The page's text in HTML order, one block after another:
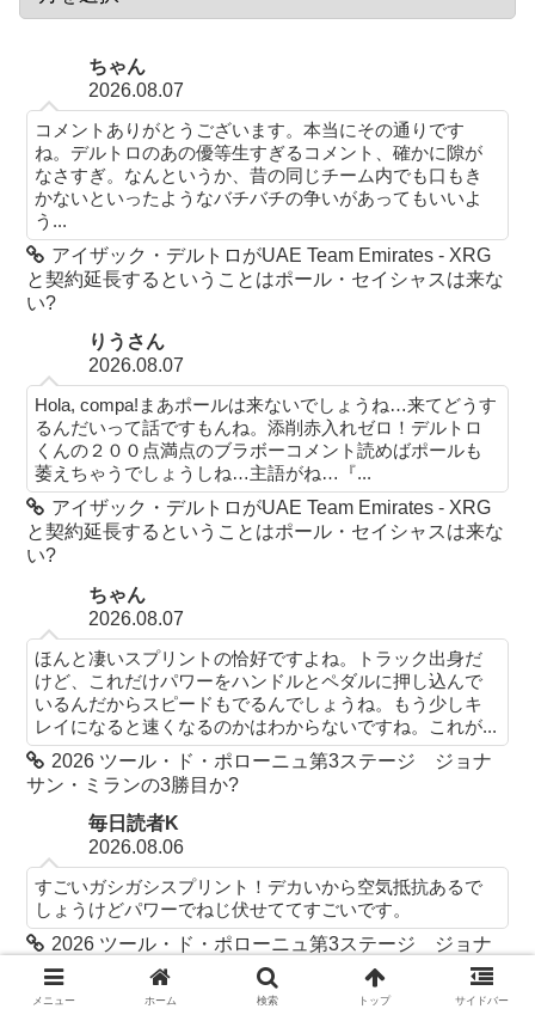
ちゃん
2026.08.07
コメントありがとうございます。本当にその通りです
ね。デルトロのあの優等生すぎるコメント、確かに隙が
なさすぎ。なんというか、昔の同じチーム内でも口もき
かないといったようなバチバチの争いがあってもいいよ
う...
アイザック・デルトロがUAE Team Emirates - XRG
と契約延長するということはポール・セイシャスは来な
い?
りうさん
2026.08.07
Hola, compa!まあポールは来ないでしょうね…来てどうす
るんだいって話ですもんね。添削赤入れゼロ！デルトロ
くんの２００点満点のブラボーコメント読めばポールも
萎えちゃうでしょうしね…主語がね…『...
アイザック・デルトロがUAE Team Emirates - XRG
と契約延長するということはポール・セイシャスは来な
い?
ちゃん
2026.08.07
ほんと凄いスプリントの恰好ですよね。トラック出身だ
けど、これだけパワーをハンドルとペダルに押し込んで
いるんだからスピードもでるんでしょうね。もう少しキ
レイになると速くなるのかはわからないですね。これが...
2026 ツール・ド・ポローニュ第3ステージ ジョナ
サン・ミランの3勝目か?
毎日読者K
2026.08.06
すごいガシガシスプリント！デカいから空気抵抗あるで
しょうけどパワーでねじ伏せててすごいです。
2026 ツール・ド・ポローニュ第3ステージ ジョナ
サン・ミランの3勝目か?
ちゃん
メニュー ホーム 検索 トップ サイドバー